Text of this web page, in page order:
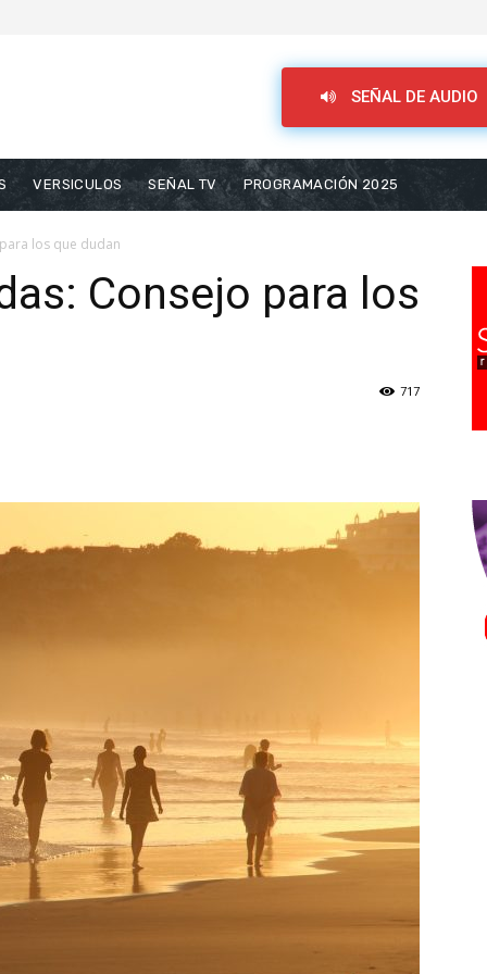
SEÑAL DE AUDIO
VERSICULOS SEÑAL TV PROGRAMACIÓN 2025
los que dudan
Consejo para los
717